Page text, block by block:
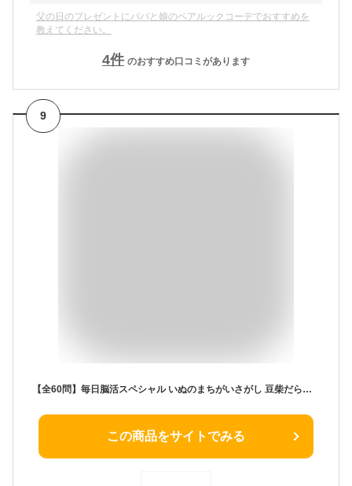
父の日のプレゼントにパパと娘のペアルックコーデでおすすめを
教えてください。
4件 のおすすめ口コミがあります
9
【全60問】毎日脳活スペシャル いぬのまちがいさがし 豆柴だらけの巻｜犬 イヌ 好き プレゼント グッズ 本 癒し 間違い探し 脳トレ パズル 脳 活性化 鍛える いぬ まちがい わんこ 高齢者 認知症予防 ボケ 防止 60代 70代 80代 90代 入院中 暇つぶし 父の日 ギフト 実用的
この商品をサイトでみる